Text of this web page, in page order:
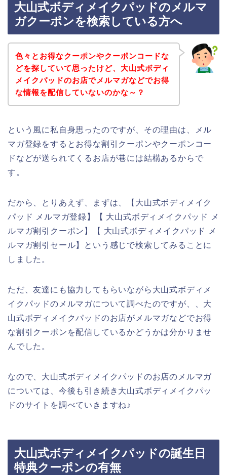
大山式ボディメイクパッドのメルマ
ガクーポンを検索している方へ
色々とお得なクーポンやクーポンコードな
どを探していて思ったけど、大山式ボディ
メイクパッドのお店でメルマガなどでお得
な情報を配信していないのかな～？
という風に私自身思ったのですが、その理由は、メル
マガ登録をするとお得な割引クーポンやクーポンコー
ドなどが送られてくるお店が巷には結構あるからで
す。
だから、とりあえず、まずは、【大山式ボディメイク
パッド メルマガ登録】【 大山式ボディメイクパッド メ
ルマガ割引クーポン】【 大山式ボディメイクパッド メ
ルマガ割引セール】という感じで検索してみることに
しました。
ただ、友達にも協力してもらいながら大山式ボディメ
イクパッドのメルマガについて調べたのですが、、大
山式ボディメイクパッドのお店がメルマガなどでお得
な割引クーポンを配信しているかどうかは分かりませ
んでした。
なので、大山式ボディメイクパッドのお店のメルマガ
については、今後も引き続き大山式ボディメイクパッ
ドのサイトを調べていきますね♪
大山式ボディメイクパッドの誕生日
特典クーポンの有無